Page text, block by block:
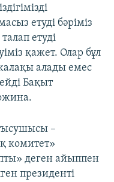
етуді бәріміз
талап етуді
қажет. Олар бұл
алады емес
Бақыт
–
комитет»
деген айыппен
президенті